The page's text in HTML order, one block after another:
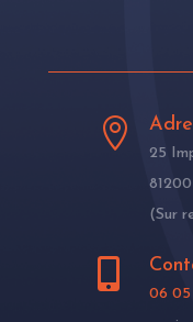

25
(Sur

06 05